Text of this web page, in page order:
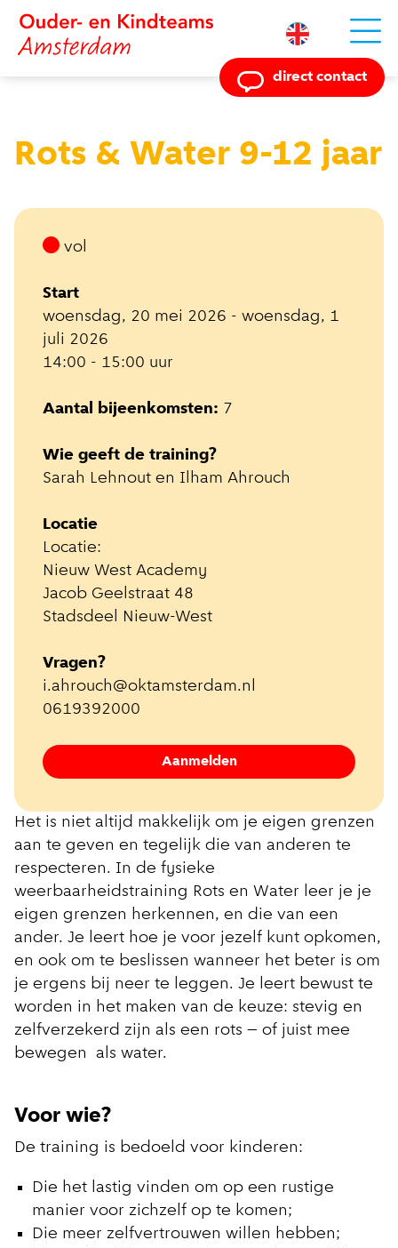
Powered by
direct contact
Rots & Water 9-12 jaar
Het is niet altijd makkelijk om je eigen grenzen
aan te geven en tegelijk die van anderen te
respecteren. In de fysieke
weerbaarheidstraining Rots en Water leer je je
eigen grenzen herkennen, en die van een
ander. Je leert hoe je voor jezelf kunt opkomen,
en ook om te beslissen wanneer het beter is om
je ergens bij neer te leggen. Je leert bewust te
worden in het maken van de keuze: stevig en
zelfverzekerd zijn als een rots – of juist mee
bewegen als water.
Voor wie?
De training is bedoeld voor kinderen:
Die het lastig vinden om op een rustige
manier voor zichzelf op te komen;
Die meer zelfvertrouwen willen hebben;
vol
Start
woensdag, 20 mei 2026 - woensdag, 1
juli 2026
14:00 - 15:00 uur
Aantal bijeenkomsten: 7
Wie geeft de training?
Sarah Lehnout en Ilham Ahrouch
Locatie
Locatie:
Nieuw West Academy
Jacob Geelstraat 48
Stadsdeel Nieuw-West
Vragen?
i.ahrouch@oktamsterdam.nl
0619392000
Aanmelden